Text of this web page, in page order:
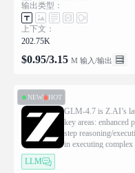
输出类型：
上下文：
202.75K
$0.95/3.15 M 输入/输出
NEW HOT
GLM-4.7 is Z.AI’s
key areas: enhanced
step reasoning/
in executing
LLM